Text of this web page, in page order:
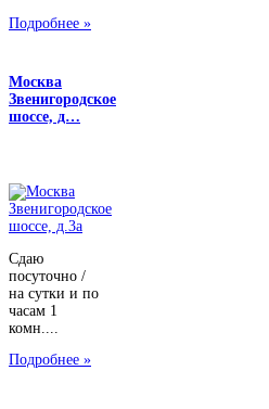
Подробнее »
Москва
Звенигородское
шоссе, д…
Сдаю
посуточно /
на сутки и по
часам 1
комн....
Подробнее »